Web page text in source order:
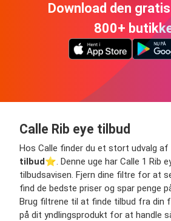
Download den
800+
Calle Rib eye tilbud
Hos Calle finder du et stort udvalg
tilbud⭐️. Denne uge har Calle 1 Rib
tilbudsavisen. Fjern dine filtre for at
find de bedste priser og spar penge
Brug filtrene til at finde tilbud fra din
på dit yndlingsprodukt for at handle